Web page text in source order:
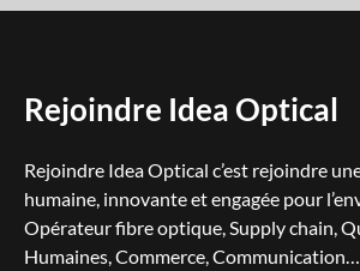
Rejoindre Idea Optical
Rejoindre Idea Optical c’est rejoindre
humaine, innovante et engagée pour
Opérateur fibre optique, Supply chain,
Humaines, Commerce, Communication…